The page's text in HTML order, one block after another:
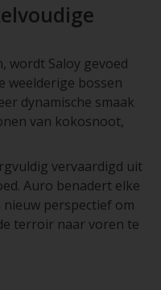
wordt Saloy gevoed
weelderige bossen
dynamische smaak
van kokosnoot,
vervaardigd uit
Auro benadert elke
perspectief om
terroir naar voren te